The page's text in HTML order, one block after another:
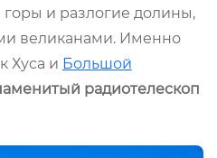
и разлогие долины,
великанами. Именно
Хуса и Большой
радиотелескоп